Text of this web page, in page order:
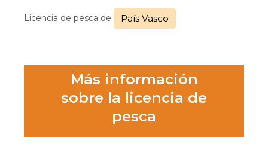
Licencia de pesca de País Vasco
Más información
sobre la licencia de
pesca